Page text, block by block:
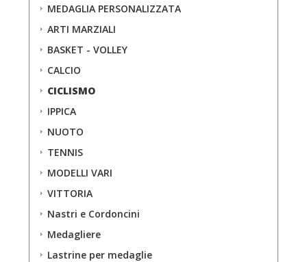
MEDAGLIA PERSONALIZZATA
ARTI MARZIALI
BASKET - VOLLEY
CALCIO
CICLISMO
IPPICA
NUOTO
TENNIS
MODELLI VARI
VITTORIA
Nastri e Cordoncini
Medagliere
Lastrine per medaglie